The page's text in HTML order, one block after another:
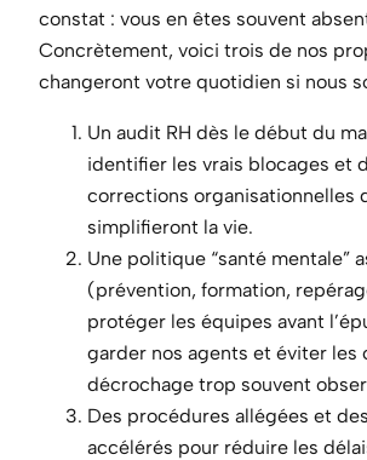
constat : vous en êtes souvent
Concrètement, voici trois de nos
changeront votre quotidien si nous
Un audit RH dès le début du
identifier les vrais blocages et
corrections organisationnelles
simplifieront la vie.
Une politique “santé mentale”
(prévention, formation,
protéger les équipes avant
garder nos agents et éviter les
décrochage trop souvent
Des procédures allégées et
accélérés pour réduire les